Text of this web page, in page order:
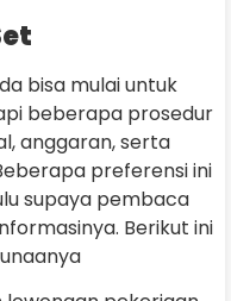
bisa mulai untuk
beberapa prosedur
anggaran, serta
preferensi ini
supaya pembaca
Berikut ini